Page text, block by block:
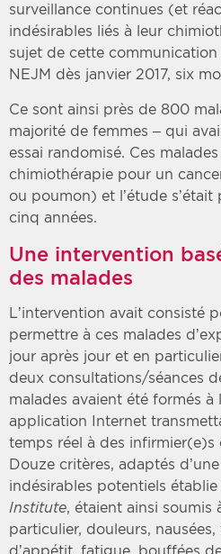
surveillance continues (et
indésirables liés à leur
sujet de cette
NEJM dès janvier 2017, six
Ce sont ainsi près de 800
majorité de femmes – qui
essai randomisé. Ces
chimiothérapie pour un
ou poumon) et l’étude
cinq années.
Une intervention
des malades
L’intervention avait consisté
permettre à ces malades
jour après jour et en
deux consultations/séances
malades avaient été formés à
application Internet
temps réel à des infirmier(e)s
Douze critères, adaptés
indésirables potentiels
Institute, étaient ainsi soumis
particulier, douleurs,
d’appétit, fatigue, bouffées